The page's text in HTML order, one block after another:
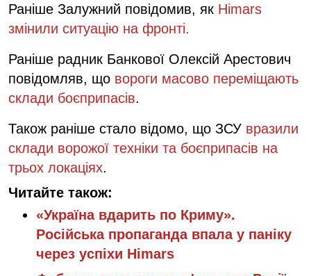
Раніше Залужний повідомив, як Himars
змінили ситуацію на фронті.
Раніше радник Банкової Олексій Арестович
повідомляв, що вороги масово переміщають
склади боєприпасів.
Також раніше стало відомо, що ЗСУ вразили
склади ворожої техніки та боєприпасів на
трьох локаціях.
Читайте також:
«Україна вдарить по Криму».
Російська пропаганда впала у паніку
через успіхи Himars